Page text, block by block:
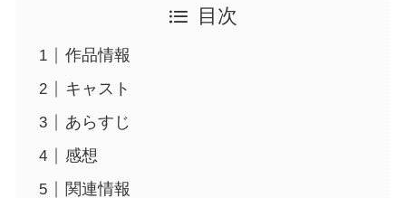
目次
作品情報
キャスト
あらすじ
感想
関連情報